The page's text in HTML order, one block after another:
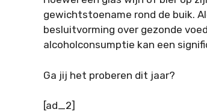
gewichtstoename rond de buik.
besluitvorming over gezonde
alcoholconsumptie kan een
Ga jij het proberen dit jaar?
[ad_2]